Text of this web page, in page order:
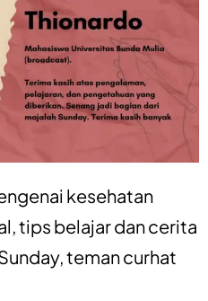
kesehatan
,tips belajardancerita
, teman curhat